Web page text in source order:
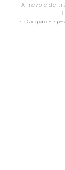
- Ai nevoie de
- Companie